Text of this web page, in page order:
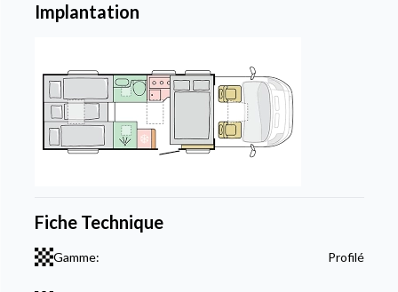
Implantation
Fiche Technique
Gamme: Profilé